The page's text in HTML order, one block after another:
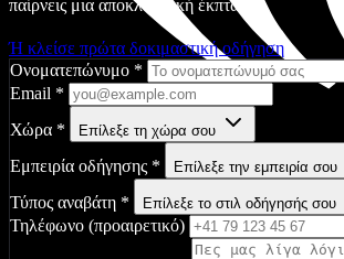
παίρνεις μια αποκλειστική έκπτωση.
Ή κλείσε πρώτα δοκιμαστική οδήγηση
Ονοματεπώνυμο *
Email *
Χώρα * Επίλεξε τη χώρα σου
Εμπειρία οδήγησης * Επίλεξε την εμπειρία σου
Τύπος αναβάτη * Επίλεξε το στιλ οδήγησής σου
Τηλέφωνο (προαιρετικό)